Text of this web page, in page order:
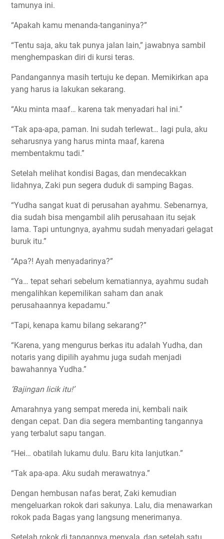
tamunya ini.
“Apakah kamu menanda-tanganinya?”
“Tentu saja, aku tak punya jalan lain,” jawabnya sambil
menghempaskan diri di kursi teras.
Pandangannya masih tertuju ke depan. Memikirkan apa
yang harus ia lakukan sekarang.
“Aku minta maaf… karena tak menyadari hal ini.”
“Tak apa-apa, paman. Ini sudah terlewat… lagi pula, aku
seharusnya yang harus minta maaf, karena
membentakmu tadi.”
Setelah melihat kondisi Bagas, dan mendecakkan
lidahnya, Zaki pun segera duduk di samping Bagas.
“Yudha sangat kuat di perusahan ayahmu. Sebenarnya,
dia sudah bisa mengambil alih perusahaan itu sejak
lama. Tapi untungnya, ayahmu sudah menyadari gelagat
buruk itu.”
“Apa?! Ayah menyadarinya?”
“Ya… tepat sehari sebelum kematiannya, ayahmu sudah
mengalihkan kepemilikan saham dan anak
perusahaannya kepadamu.”
“Tapi, kenapa kamu bilang sekarang?”
“Karena, yang mengurus berkas itu adalah Yudha, dan
notaris yang dipilih ayahmu juga sudah menjadi
bawahannya Yudha.”
‘Bajingan licik itu!’
Amarahnya yang sempat mereda ini, kembali naik
dengan cepat. Dan dia segera membanting tangannya
yang terbalut sapu tangan.
“Hei… obatilah lukamu dulu. Baru kita lanjutkan.”
“Tak apa-apa. Aku sudah merawatnya.”
Dengan hembusan nafas berat, Zaki kemudian
mengeluarkan rokok dari sakunya. Lalu, dia menawarkan
rokok pada Bagas yang langsung menerimanya.